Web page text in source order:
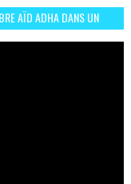
AÏD ADHA DANS UN